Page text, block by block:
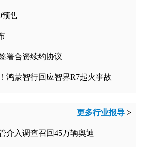
预售
署合资续约协议
鸿蒙智行回应智界R7起火事故
更多行业报导 >
介入调查召回45万辆奥迪